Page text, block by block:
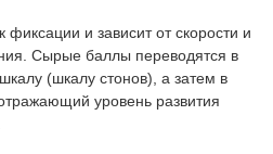
фиксации и зависит от скорости и
Сырые баллы переводятся в
(шкалу стонов), а затем в
уровень развития